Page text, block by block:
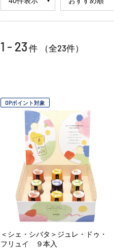
1 - 23 件 （全23件）
OPポイント対象
＜シェ・シバタ＞ジュレ・ドゥ・
フリュイ ９本入